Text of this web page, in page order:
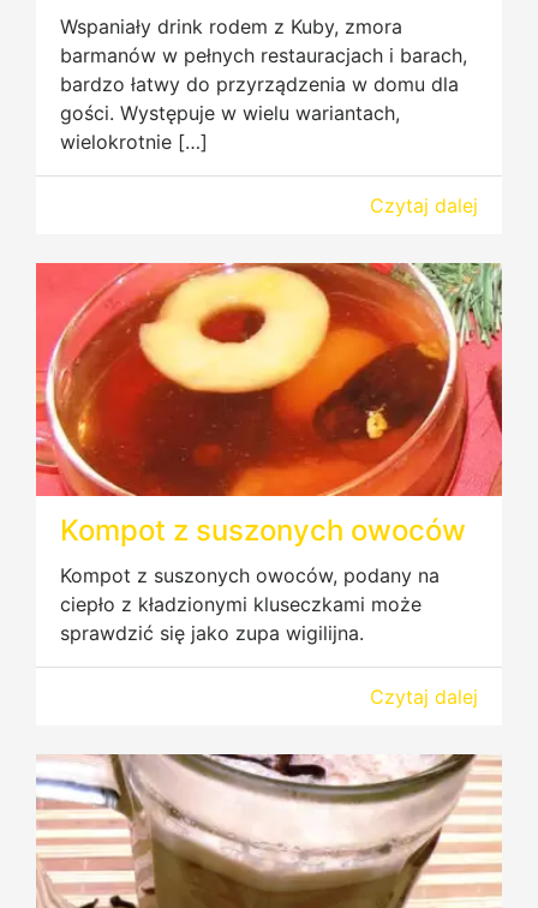
Wspaniały drink rodem z Kuby, zmora
barmanów w pełnych restauracjach i barach,
bardzo łatwy do przyrządzenia w domu dla
gości. Występuje w wielu wariantach,
wielokrotnie […]
Czytaj dalej
Kompot z suszonych owoców
Kompot z suszonych owoców, podany na
ciepło z kładzionymi kluseczkami może
sprawdzić się jako zupa wigilijna.
Czytaj dalej